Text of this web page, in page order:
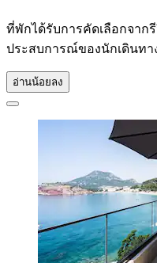
ที่พักได้รับการคัดเลือกจาก
ประสบการณ์ของนักเดินทา
อ่านน้อยลง